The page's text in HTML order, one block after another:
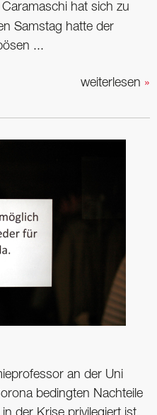
Caramaschi hat sich zu
Samstag hatte der
...
weiterlesen »
an der Uni
bedingten Nachteile
der Krise privilegiert ist.